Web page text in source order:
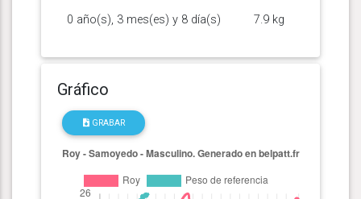
0 año(s), 3 mes(es) y 8 día(s) 7.9 kg
Gráfico
GRABAR